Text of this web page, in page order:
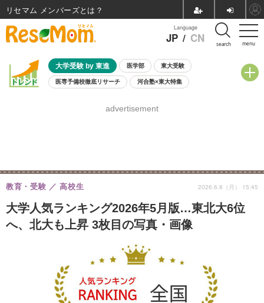
menu
Language
JP / CN search
大学受験 by 東進 医学部 東大受験
医専予備校徹底リサーチ 河合塾×東大特集
8月開催学校説明会・相談会
advertisement
大学人気ランキング2026年5月版…東北大6位
へ、北大も上昇 3枚目の写真・画像
教育・受験 高校生 2026.6.8（月） 15:45
リセマム メンバーズ